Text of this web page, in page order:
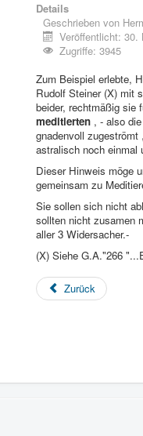
Details
Geschrieben von
Veröffentlicht: 30.
Zugriffe: 3945
Zum Beispiel erlebte,
Rudolf Steiner (X) mit
beider, rechtmäßig sie
meditierten , - also
gnadenvoll
astralisch noch einmal
Dieser Hinweis möge
gemeinsam zu
Sie sollen sich nicht
sollten nicht zusamen
aller 3 Widersacher.-
(X) Siehe G.A."266
Zurück